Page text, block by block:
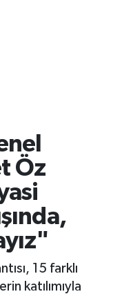
Öz
15 farklı
katılımıyla